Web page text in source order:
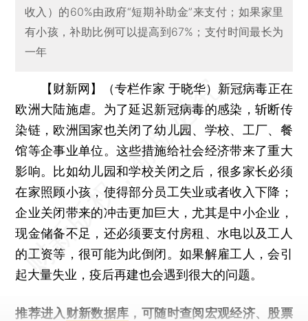
收入）的60%由政府“短期补助金”来支付；如果家里
有小孩，补助比例可以提高到67%；支付时间最长为
一年
【财新网】（专栏作家 于晓华） 新冠病毒正在
欧洲大陆施虐。为了延迟新冠病毒的感染，斩断传
染链，欧洲国家也关闭了幼儿园、学校、工厂、餐
馆等企事业单位。这些措施给社会经济带来了重大
影响。比如幼儿园和学校关闭之后，很多家长必须
在家照顾小孩，使得部分员工失业或者收入下降；
企业关闭带来的冲击更加巨大，尤其是中小企业，
现金储备不足，还必须要支付房租、水电以及工人
的工资等，很可能为此倒闭。如果解雇工人，会引
起大量失业，疫后再建也会遇到很大的问题。
推荐进入 财新数据库 ，可随时查阅宏观经济、股票